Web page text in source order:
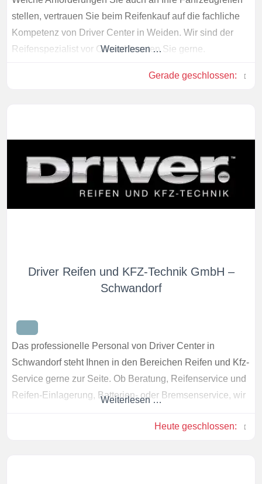
stellen, vertrauen Sie beim Reifenkauf auf die fachliche
Kompetenz von Driver Center in Weiden. Wir sind der
Reifenspezialist vor Ort und beraten Sie gerne.
Weiterlesen …
Gerade geschlossen:
Driver Reifen und KFZ-Technik GmbH –
Schwandorf
Das professionelle Personal von Driver Center in
Schwandorf steht Ihnen in den Bereichen Reifen und Kfz-
Service gerne zur Seite. Ob Beratung, Reifenservice und
Reifen-Einlagerung, Batterien- oder Bremsenservice, wir
Weiterlesen …
Heute geschlossen: